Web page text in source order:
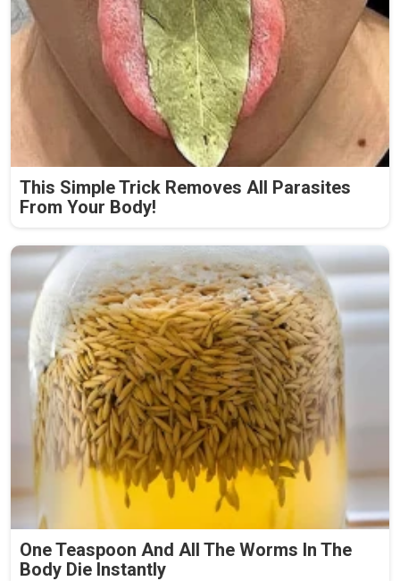
This Simple Trick Removes All Parasites
From Your Body!
One Teaspoon And All The Worms In The
Body Die Instantly